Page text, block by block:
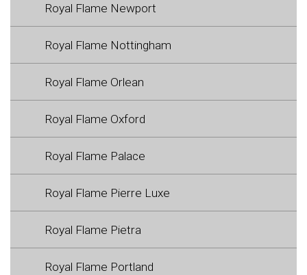
Royal Flame Newport
Royal Flame Nottingham
Royal Flame Orlean
Royal Flame Oxford
Royal Flame Palace
Royal Flame Pierre Luxe
Royal Flame Pietra
Royal Flame Portland